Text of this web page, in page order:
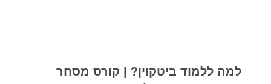
למה ללמוד ביטקוין? | קורס מסחר